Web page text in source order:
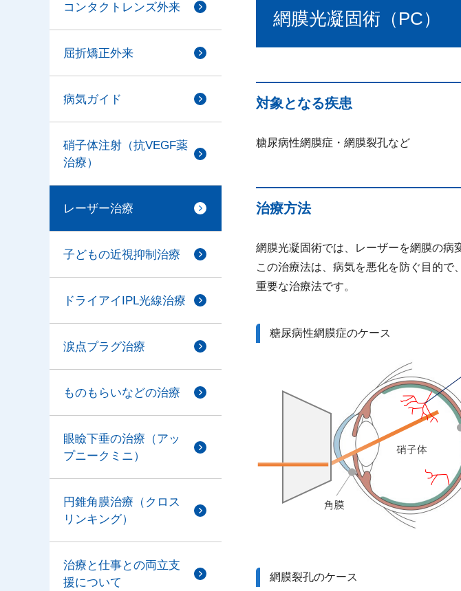
網膜光凝固術（PC）
対象となる疾患
糖尿病性網膜症・網膜裂孔など
治療方法
網膜光凝固術では、レーザーを網膜の病
この治療法は、病気を悪化を防ぐ目的
重要な治療法です。
糖尿病性網膜症のケース
網膜裂孔のケース
コンタクトレンズ外来
屈折矯正外来
病気ガイド
硝子体注射（抗VEGF薬
治療）
レーザー治療
子どもの近視抑制治療
ドライアイIPL光線治療
涙点プラグ治療
ものもらいなどの治療
眼瞼下垂の治療（アッ
プニークミニ）
円錐角膜治療（クロス
リンキング）
治療と仕事との両立支
援について